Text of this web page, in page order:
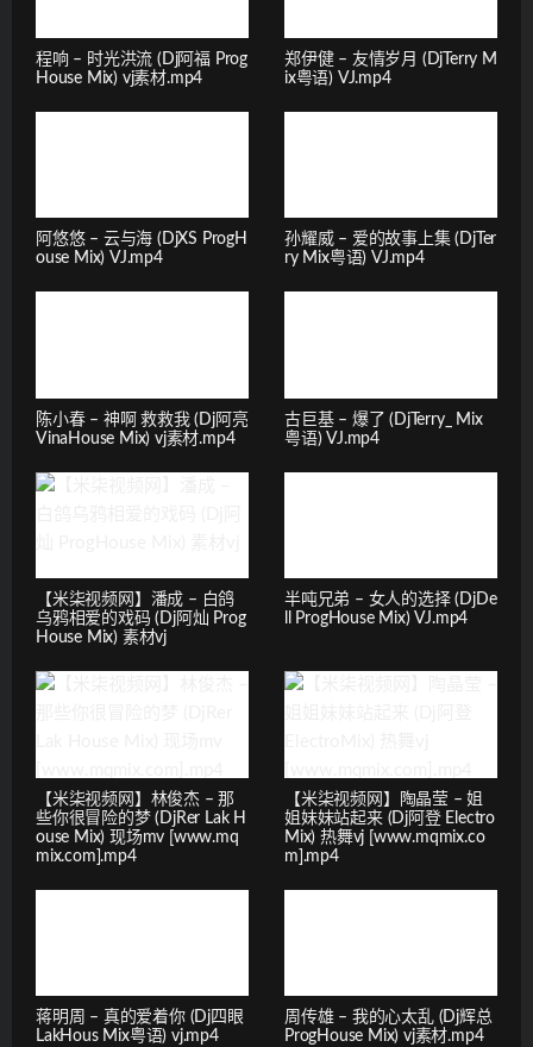
程响 – 时光洪流 (Dj阿福 Prog
House Mix) vj素材.mp4
郑伊健 – 友情岁月 (DjTerry M
ix粤语) VJ.mp4
阿悠悠 – 云与海 (DjXS ProgH
ouse Mix) VJ.mp4
孙耀威 – 爱的故事上集 (DjTer
ry Mix粤语) VJ.mp4
陈小春 – 神啊 救救我 (Dj阿亮
VinaHouse Mix) vj素材.mp4
古巨基 – 爆了 (DjTerry_ Mix
粤语) VJ.mp4
【米柒视频网】潘成 – 白鸽
乌鸦相爱的戏码 (Dj阿灿 Prog
House Mix) 素材vj
半吨兄弟 – 女人的选择 (DjDe
ll ProgHouse Mix) VJ.mp4
【米柒视频网】林俊杰 – 那
些你很冒险的梦 (DjRer Lak H
ouse Mix) 现场mv [www.mq
mix.com].mp4
【米柒视频网】陶晶莹 – 姐
姐妹妹站起来 (Dj阿登 Electro
Mix) 热舞vj [www.mqmix.co
m].mp4
蒋明周 – 真的爱着你 (Dj四眼
LakHous Mix粤语) vj.mp4
周传雄 – 我的心太乱 (Dj辉总
ProgHouse Mix) vj素材.mp4